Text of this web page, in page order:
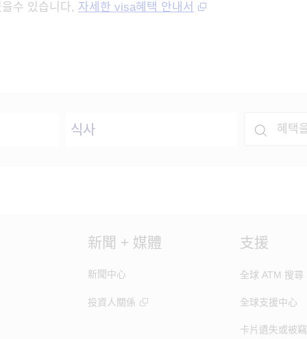
수 있습니다, 자세한 visa혜택 안내서
新聞 + 媒體
新聞中心
投資人關係
支援
全球 ATM 搜尋
全球支援中心
卡片遺失或被竊